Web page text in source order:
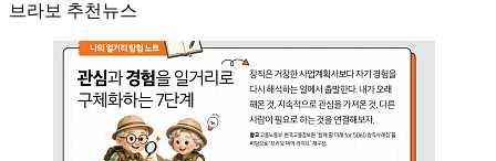
브라보 추천뉴스